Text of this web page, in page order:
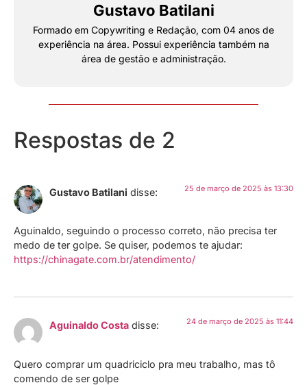
Gustavo Batilani
Formado em Copywriting e Redação, com 04 anos de
experiência na área. Possui experiência também na
área de gestão e administração.
Respostas de 2
Gustavo Batilani disse: 25 de março de 2025 às 13:30
Aguinaldo, seguindo o processo correto, não precisa ter
medo de ter golpe. Se quiser, podemos te ajudar:
https://chinagate.com.br/atendimento/
Aguinaldo Costa disse: 24 de março de 2025 às 11:44
Quero comprar um quadriciclo pra meu trabalho, mas tô
comendo de ser golpe